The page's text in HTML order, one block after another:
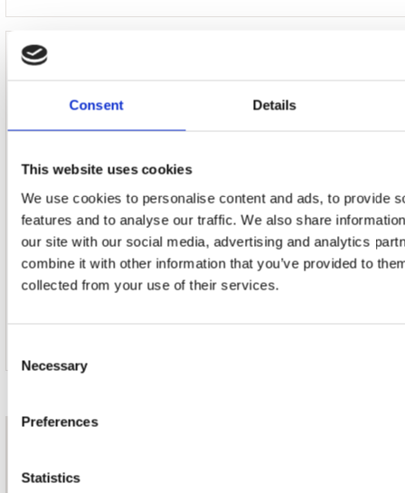
Consent Details
This website uses cookies
We use cookies to personalise content and ads, to provide
features and to analyse our traffic. We also share
our site with our social media, advertising and analytics
combine it with other information that you’ve provided to
collected from your use of their services.
Selection
Necessary
Preferences
Statistics
Disc 4
1. Housequake (7" Edit)
3. I Could Never Take The Place Of Your Man (Fade 7" Edit)
4. Hot Thing (7" Single Edit)
5. Hot Thing (Extended Remix)